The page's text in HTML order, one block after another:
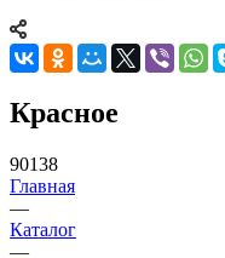
Красное
90138
Главная
—
Каталог
—